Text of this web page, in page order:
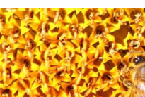
Abonnez-vous